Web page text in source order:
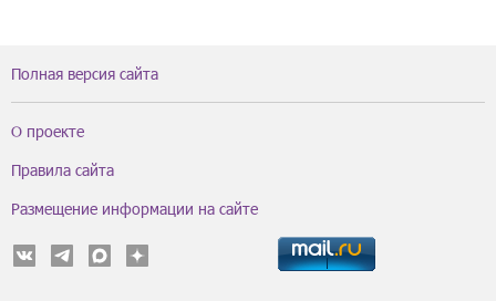
Полная версия сайта
О проекте
Правила сайта
Размещение информации на сайте